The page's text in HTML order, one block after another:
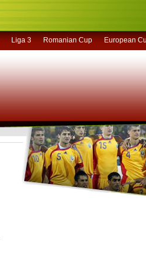
Liga 3 Romanian Cup European